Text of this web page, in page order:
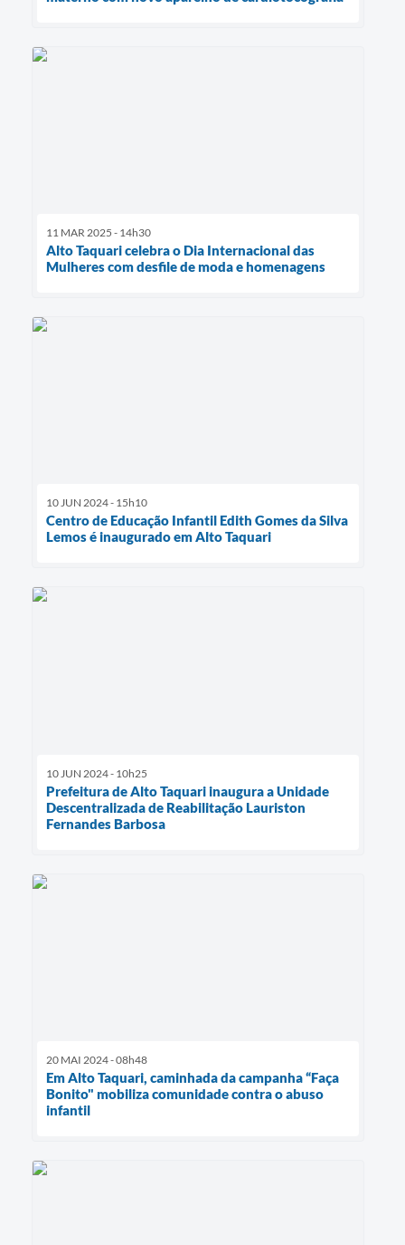
11 MAR 2025 - 14h30
Alto Taquari celebra o Dia Internacional das
Mulheres com desfile de moda e homenagens
10 JUN 2024 - 15h10
Centro de Educação Infantil Edith Gomes da Silva
Lemos é inaugurado em Alto Taquari
10 JUN 2024 - 10h25
Prefeitura de Alto Taquari inaugura a Unidade
Descentralizada de Reabilitação Lauriston
Fernandes Barbosa
20 MAI 2024 - 08h48
Em Alto Taquari, caminhada da campanha “Faça
Bonito" mobiliza comunidade contra o abuso
infantil